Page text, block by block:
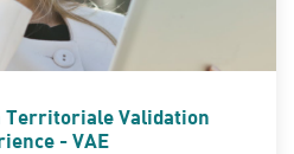
Validation
- VAE